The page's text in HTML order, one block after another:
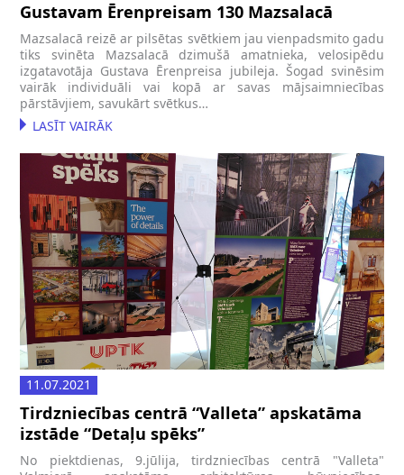
Gustavam Ērenpreisam 130 Mazsalacā
Mazsalacā reizē ar pilsētas svētkiem jau vienpadsmito gadu
tiks svinēta Mazsalacā dzimušā amatnieka, velosipēdu
izgatavotāja Gustava Ērenpreisa jubileja. Šogad svinēsim
vairāk individuāli vai kopā ar savas mājsaimniecības
pārstāvjiem, savukārt svētkus…
LASĪT VAIRĀK
11.07.2021
Tirdzniecības centrā “Valleta” apskatāma
izstāde “Detaļu spēks”
No piektdienas, 9.jūlija, tirdzniecības centrā "Valleta"